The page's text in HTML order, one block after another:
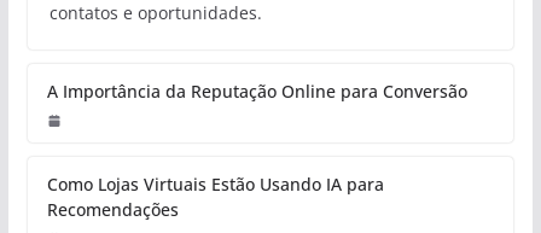
contatos e oportunidades.
A Importância da Reputação Online para Conversão
Como Lojas Virtuais Estão Usando IA para
Recomendações